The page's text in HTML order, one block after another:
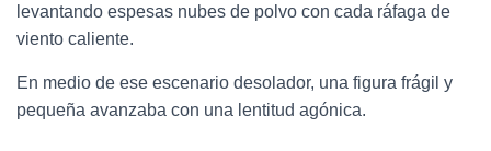
levantando espesas nubes de polvo con cada ráfaga de
viento caliente.
En medio de ese escenario desolador, una figura frágil y
pequeña avanzaba con una lentitud agónica.